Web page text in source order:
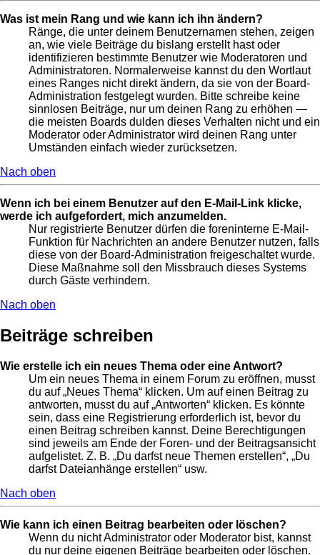
Was ist mein Rang und wie kann ich ihn ändern?
Ränge, die unter deinem Benutzernamen stehen, zeigen
an, wie viele Beiträge du bislang erstellt hast oder
identifizieren bestimmte Benutzer wie Moderatoren und
Administratoren. Normalerweise kannst du den Wortlaut
eines Ranges nicht direkt ändern, da sie von der Board-
Administration festgelegt wurden. Bitte schreibe keine
sinnlosen Beiträge, nur um deinen Rang zu erhöhen —
die meisten Boards dulden dieses Verhalten nicht und ein
Moderator oder Administrator wird deinen Rang unter
Umständen einfach wieder zurücksetzen.
Nach oben
Wenn ich bei einem Benutzer auf den E-Mail-Link klicke,
werde ich aufgefordert, mich anzumelden.
Nur registrierte Benutzer dürfen die foreninterne E-Mail-
Funktion für Nachrichten an andere Benutzer nutzen, falls
diese von der Board-Administration freigeschaltet wurde.
Diese Maßnahme soll den Missbrauch dieses Systems
durch Gäste verhindern.
Nach oben
Beiträge schreiben
Wie erstelle ich ein neues Thema oder eine Antwort?
Um ein neues Thema in einem Forum zu eröffnen, musst
du auf „Neues Thema“ klicken. Um auf einen Beitrag zu
antworten, musst du auf „Antworten“ klicken. Es könnte
sein, dass eine Registrierung erforderlich ist, bevor du
einen Beitrag schreiben kannst. Deine Berechtigungen
sind jeweils am Ende der Foren- und der Beitragsansicht
aufgelistet. Z. B. „Du darfst neue Themen erstellen“, „Du
darfst Dateianhänge erstellen“ usw.
Nach oben
Wie kann ich einen Beitrag bearbeiten oder löschen?
Wenn du nicht Administrator oder Moderator bist, kannst
du nur deine eigenen Beiträge bearbeiten oder löschen.